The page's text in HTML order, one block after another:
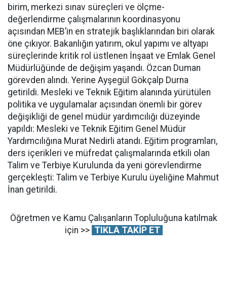
birim, merkezi sınav süreçleri ve ölçme-
değerlendirme çalışmalarının koordinasyonu
açısından MEB’in en stratejik başlıklarından biri olarak
öne çıkıyor. Bakanlığın yatırım, okul yapımı ve altyapı
süreçlerinde kritik rol üstlenen İnşaat ve Emlak Genel
Müdürlüğünde de değişim yaşandı. Özcan Duman
görevden alındı. Yerine Ayşegül Gökçalp Durna
getirildi. Mesleki ve Teknik Eğitim alanında yürütülen
politika ve uygulamalar açısından önemli bir görev
değişikliği de genel müdür yardımcılığı düzeyinde
yapıldı: Mesleki ve Teknik Eğitim Genel Müdür
Yardımcılığına Murat Nedirli atandı. Eğitim programları,
ders içerikleri ve müfredat çalışmalarında etkili olan
Talim ve Terbiye Kurulunda da yeni görevlendirme
gerçekleşti: Talim ve Terbiye Kurulu üyeliğine Mahmut
İnan getirildi.
Öğretmen ve Kamu Çalışanların Topluluğuna katılmak
için >> TIKLA TAKİP ET